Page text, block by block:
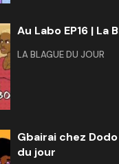
Au Labo EP16 | La
LA BLAGUE DU JOUR
Gbairai chez Dodo
du jour